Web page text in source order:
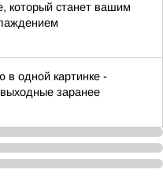
который станет вашим
в одной картинке -
заранее